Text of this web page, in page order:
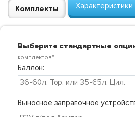
Комплекты
Выберите стандартные
комплектов"
Баллон:
Выносное заправочное